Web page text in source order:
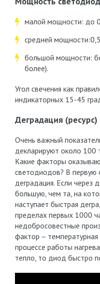
малой мощности: до
средней
большой мощности:
более).
Угол свечения как
индикаторных 15-45
Деградация
Очень важный
декларируют около 100
Какие факторы
светодиодов? В первую
деградация. Если через
большую, чем та, на
наступает быстрая
пределах первых 1000
недобросовестные
фактор –
процессе работы
тепло, то диод быстро